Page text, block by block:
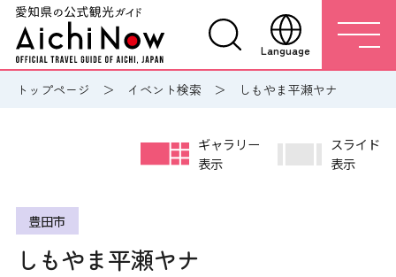
Language
トップページ イベント検索 しもやま平瀬ヤナ
豊田市
しもやま平瀬ヤナ
ギャラリー
表示
スライド
表示